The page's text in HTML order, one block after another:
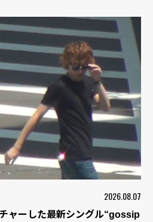
2026.08.07
ャーした最新シングル“gossip